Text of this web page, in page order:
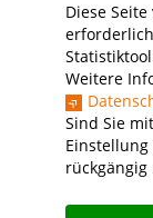
Diese
Weitere
Sind Sie
rückgängig